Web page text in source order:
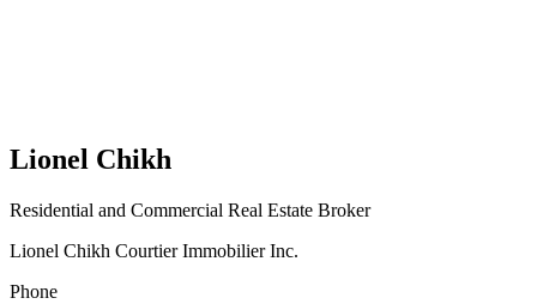
Lionel Chikh
Residential and Commercial Real Estate Broker
Lionel Chikh Courtier Immobilier Inc.
Phone